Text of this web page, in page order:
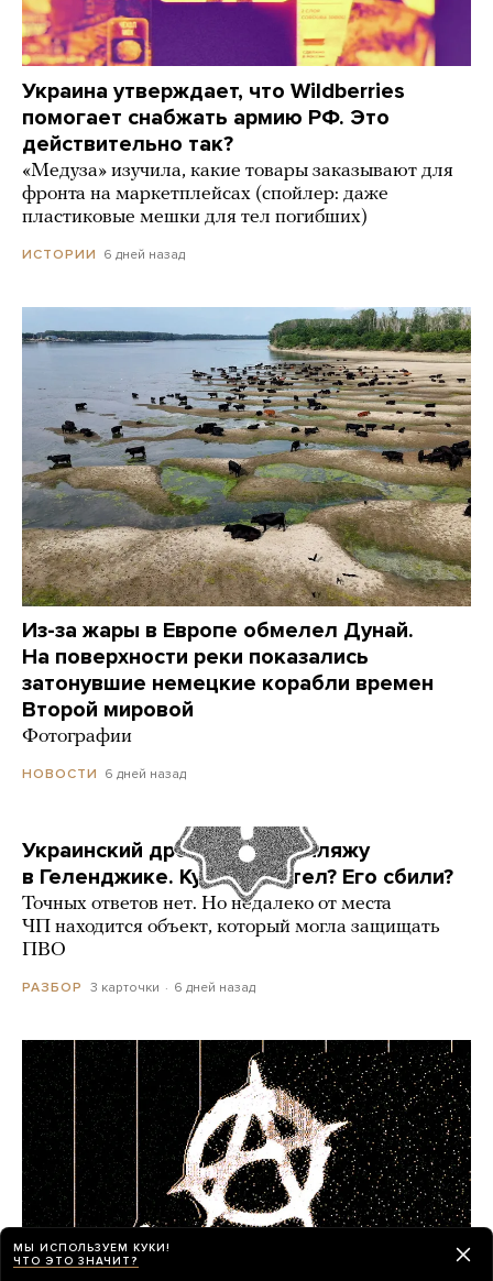
Украина утверждает, что Wildberries
помогает снабжать армию РФ. Это
действительно так?
«Медуза» изучила, какие товары заказывают для
фронта на маркетплейсах (спойлер: даже
пластиковые мешки для тел погибших)
ИСТОРИИ 6 дней назад
Из-за жары в Европе обмелел Дунай.
На поверхности реки показались
затонувшие немецкие корабли времен
Второй мировой
Фотографии
НОВОСТИ 6 дней назад
Украинский дрон попал по пляжу
в Геленджике. Куда он летел? Его сбили?
Точных ответов нет. Но недалеко от места
ЧП находится объект, который могла защищать
ПВО
РАЗБОР 3 карточки 6 дней назад
МЫ ИСПОЛЬЗУЕМ КУКИ!
ЧТО ЭТО ЗНАЧИТ?